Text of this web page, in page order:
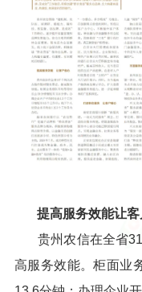
提高服务效能让
贵州农信在全省
高服务效能。柜面业